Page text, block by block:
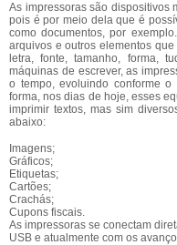
As impressoras são dispositivos
pois é por meio dela que é
como documentos, por
arquivos e outros elementos
letra, fonte, tamanho, forma,
máquinas de escrever, as
o tempo, evoluindo conforme o
forma, nos dias de hoje, esses
imprimir textos, mas sim
abaixo:
Imagens;
Gráficos;
Etiquetas;
Cartões;
Crachás;
Cupons fiscais.
As impressoras se conectam
USB e atualmente com os